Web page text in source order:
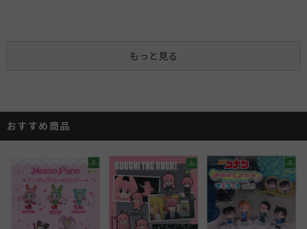
もっと見る
おすすめ商品